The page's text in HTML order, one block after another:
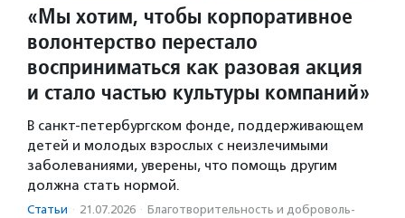
«Мы хотим, чтобы корпоративное
волонтерство перестало
восприниматься как разовая акция
и стало частью культуры компаний»
В санкт-петербургском фонде, поддерживающем
детей и молодых взрослых с неизлечимыми
заболеваниями, уверены, что помощь другим
должна стать нормой.
Статьи · 21.07.2026 · Благотвори­тель­ность и доброволь­